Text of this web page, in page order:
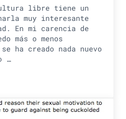
libre tiene un
muy interesante
En mi carencia de
más o menos
ha creado nada nuevo
…
(no tanto)